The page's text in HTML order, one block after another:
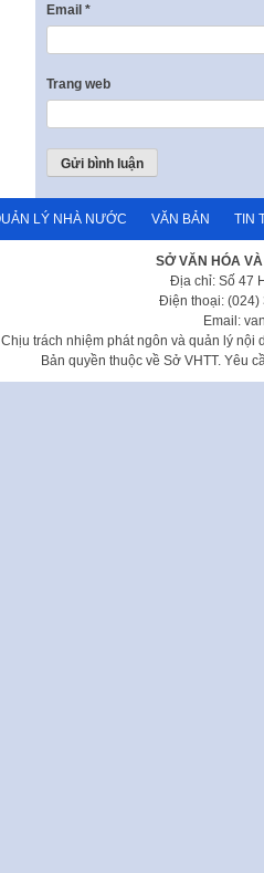
Email *
Trang web
LÝ NHÀ NƯỚC VĂN BẢN TIN
SỞ VĂN HÓA
Địa chỉ: Số 47
Điện thoại: (024)
Email:
Chịu trách nhiệm phát ngôn và quản lý nội
Bản quyền thuộc về Sở VHTT. Yêu